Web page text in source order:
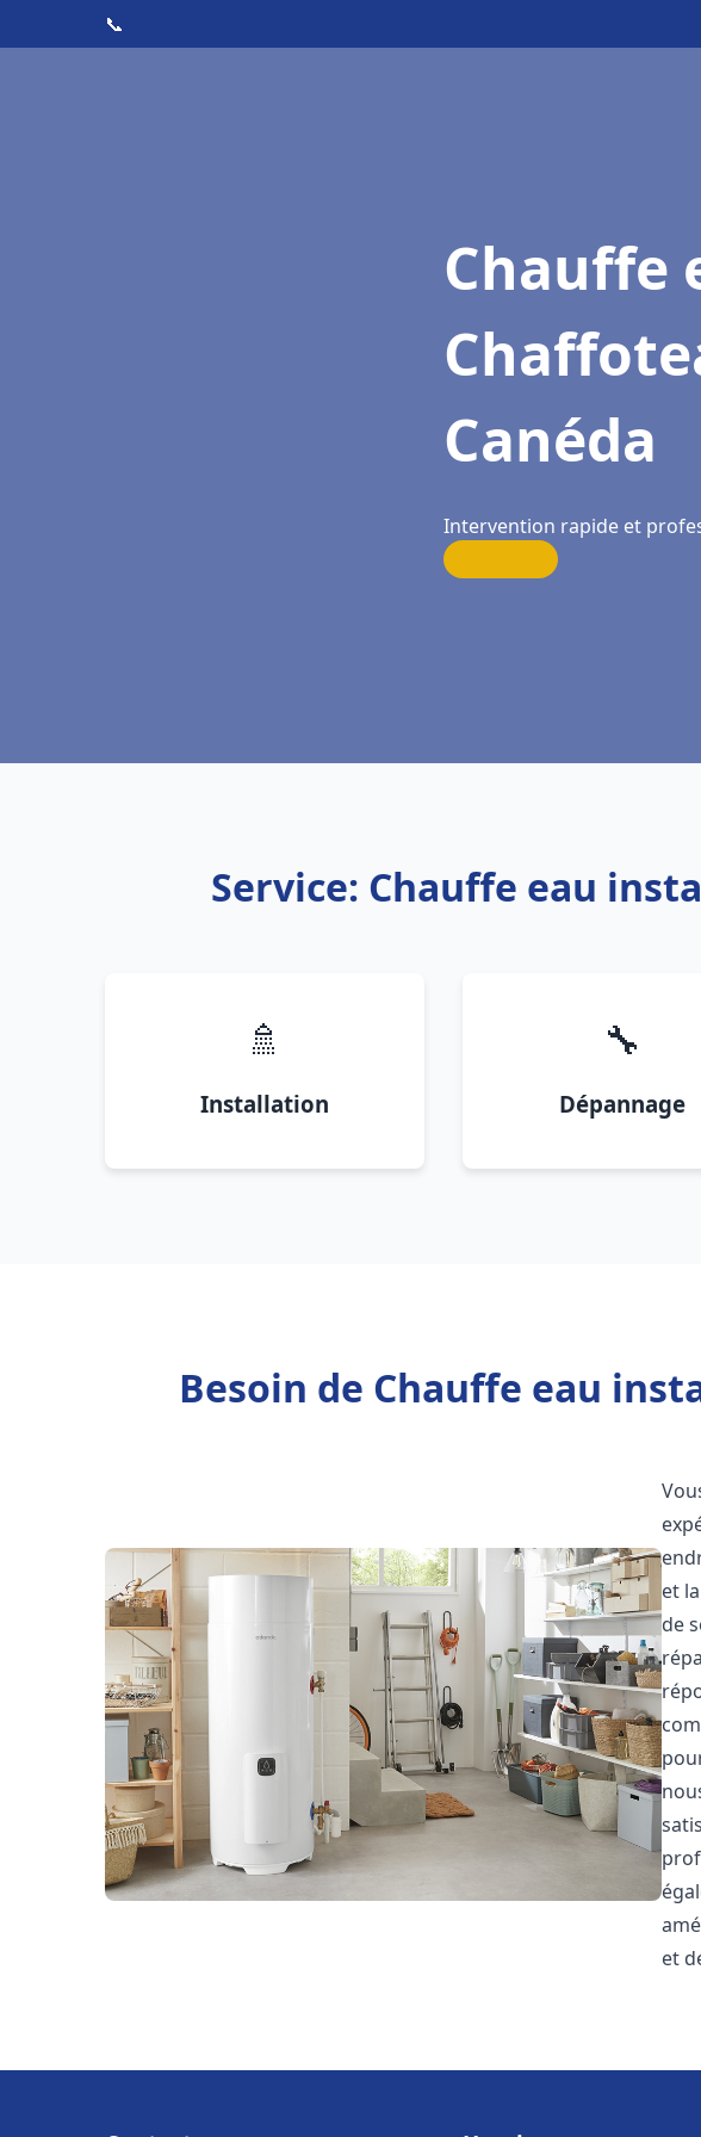
📞
Chauffe
Canéda
Intervention rapide et
Service: Chauffe eau
🚿
Installation
🔧
Dépannage
Besoin de Chauffe eau
et
de
et